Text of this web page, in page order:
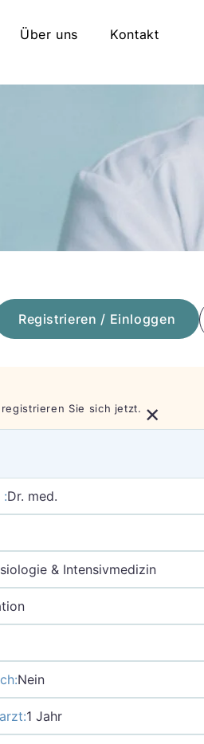
Über uns Kontakt
Registrieren / Einloggen
Sie sich jetzt. ×
:Dr. med.
& Intensivmedizin
Nein
1 Jahr